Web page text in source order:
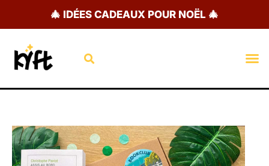
🎄 IDÉES CADEAUX POUR NOËL 🎄
Rechercher